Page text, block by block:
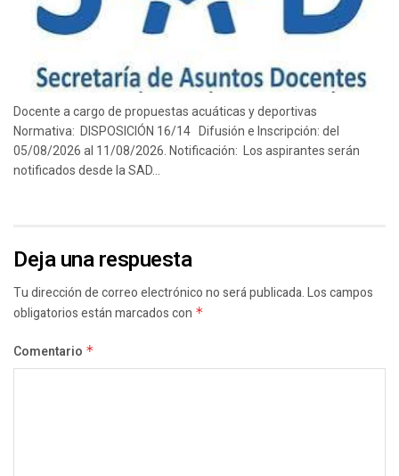
Docente a cargo de propuestas acuáticas y deportivas
Normativa: DISPOSICIÓN 16/14 Difusión e Inscripción: del
05/08/2026 al 11/08/2026. Notificación: Los aspirantes serán
notificados desde la SAD...
Deja una respuesta
Tu dirección de correo electrónico no será publicada.Los campos
obligatorios están marcados con *
Comentario *